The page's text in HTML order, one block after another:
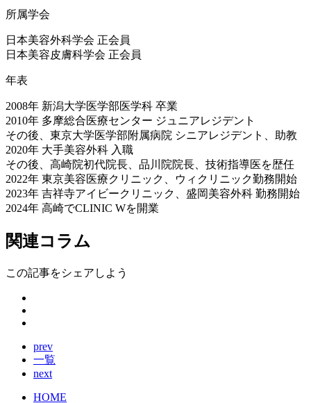
所属学会
日本美容外科学会 正会員
日本美容皮膚科学会 正会員
年表
2008年 新潟大学医学部医学科 卒業
2010年 多摩総合医療センター ジュニアレジデント
その後、東京大学医学部附属病院 シニアレジデント、助教
2020年 大手美容外科 入職
その後、高崎院初代院長、品川院院長、技術指導医を歴任
2022年 東京美容医療クリニック、ウィクリニック勤務開始
2023年 吉祥寺アイビークリニック、盛岡美容外科 勤務開始
2024年 高崎でCLINIC Wを開業
関連コラム
この記事をシェアしよう
prev
一覧
next
HOME